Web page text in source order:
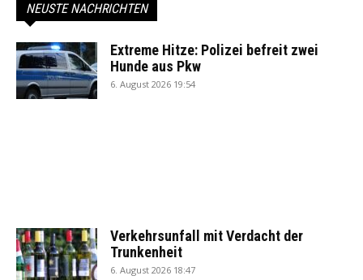
NEUSTE NACHRICHTEN
Extreme Hitze: Polizei befreit zwei
Hunde aus Pkw
6. August 2026 19:54
Verkehrsunfall mit Verdacht der
Trunkenheit
6. August 2026 18:47